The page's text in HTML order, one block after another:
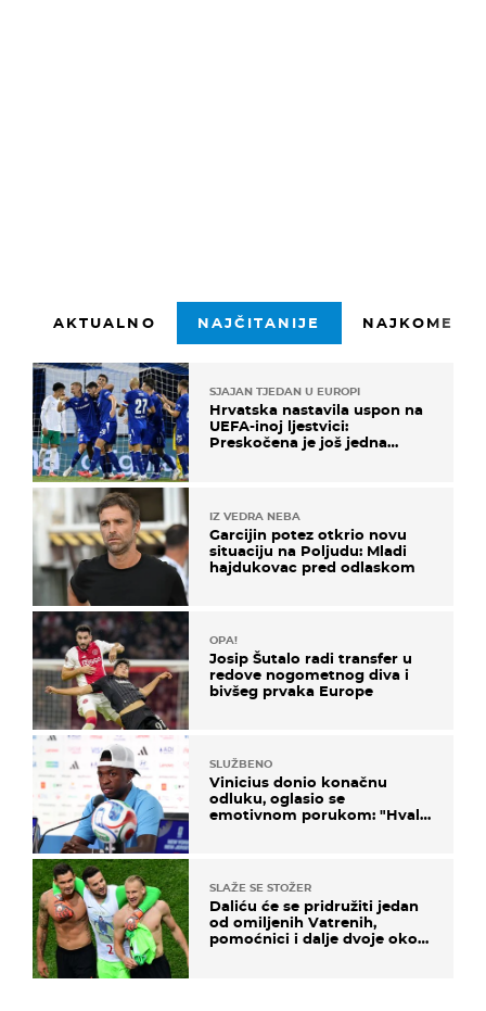
AKTUALNO NAJČITANIJE
SJAJAN TJEDAN U EUROPI
Hrvatska nastavila uspon na
UEFA-inoj ljestvici:
Preskočena je još jedna
IZ VEDRA NEBA
Garcijin potez otkrio novu
situaciju na Poljudu: Mladi
hajdukovac pred odlaskom
OPA!
Josip Šutalo radi transfer u
redove nogometnog diva i
bivšeg prvaka Europe
SLUŽBENO
Vinicius donio konačnu
odluku, oglasio se
emotivnom porukom: "Hvala
SLAŽE SE STOŽER
Daliću će se pridružiti jedan
od omiljenih Vatrenih,
pomoćnici i dalje dvoje oko